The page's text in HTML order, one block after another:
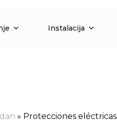
Instalacija
» Protecciones eléctricas